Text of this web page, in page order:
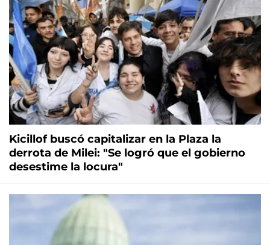
Kicillof buscó capitalizar en la Plaza la
derrota de Milei: "Se logró que el gobierno
desestime la locura"